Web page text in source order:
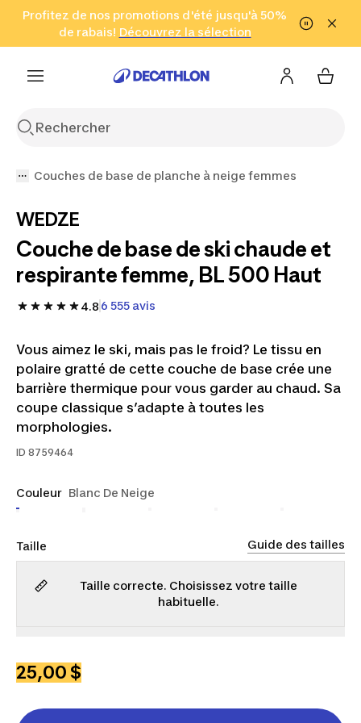
Aller à la recherche Aller au contenu Aller au pied de
Profitez de nos promotions d'été jusqu'à 50%
de rabais! Découvrez la sélection
Cliquez ici
en seulement 2 h!
(Zones sélectionnées)
Couches de base de planche à neige femmes
WEDZE
Couche de base de ski chaude et
respirante femme, BL 500 Haut
4.8 6 555 avis
Vous aimez le ski, mais pas le froid? Le tissu en
polaire gratté de cette couche de base crée une
barrière thermique pour vous garder au chaud. Sa
coupe classique s’adapte à toutes les
morphologies.
ID 8759464
Couleur Blanc De Neige
Taille Guide des tailles
Taille correcte. Choisissez votre taille
habituelle.
25,00 $